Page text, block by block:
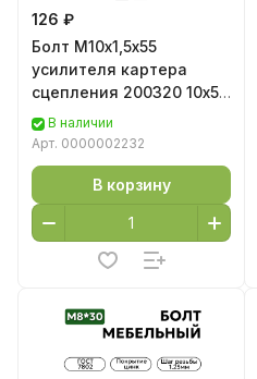
126 ₽
Болт М10х1,5х55
усилителя картера
сцепления 200320 10х55
цинкВ наличии
Арт. 0000002232
В корзину